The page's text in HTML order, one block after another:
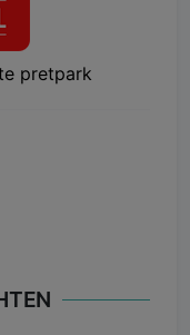
pretpark